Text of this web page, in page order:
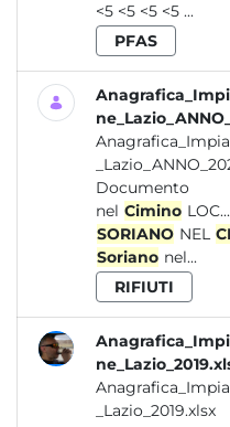
<5 <5 <5 <5 ...
PFAS
Documento
nel Cimino
SORIANO NEL
Soriano nel...
RIFIUTI
_Lazio_2019.xlsx